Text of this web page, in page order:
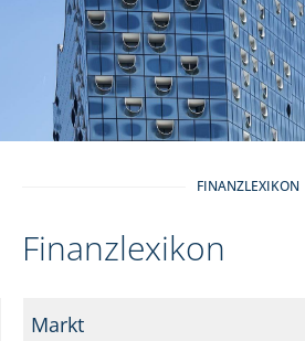
FINANZLEXIKON
Finanzlexikon
Markt